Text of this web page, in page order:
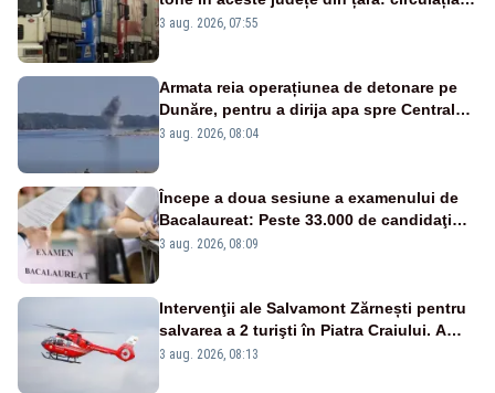
este interzisă luni, între orele 12:00 și
3 aug. 2026, 07:55
Armata reia operațiunea de detonare pe
Dunăre, pentru a dirija apa spre Centrala
Cernavodă
3 aug. 2026, 08:04
Începe a doua sesiune a examenului de
Bacalaureat: Peste 33.000 de candidaţi
înscrişi
3 aug. 2026, 08:09
Intervenţii ale Salvamont Zărnești pentru
salvarea a 2 turişti în Piatra Craiului. A
fost solicitat elicopterul SMURD
3 aug. 2026, 08:13